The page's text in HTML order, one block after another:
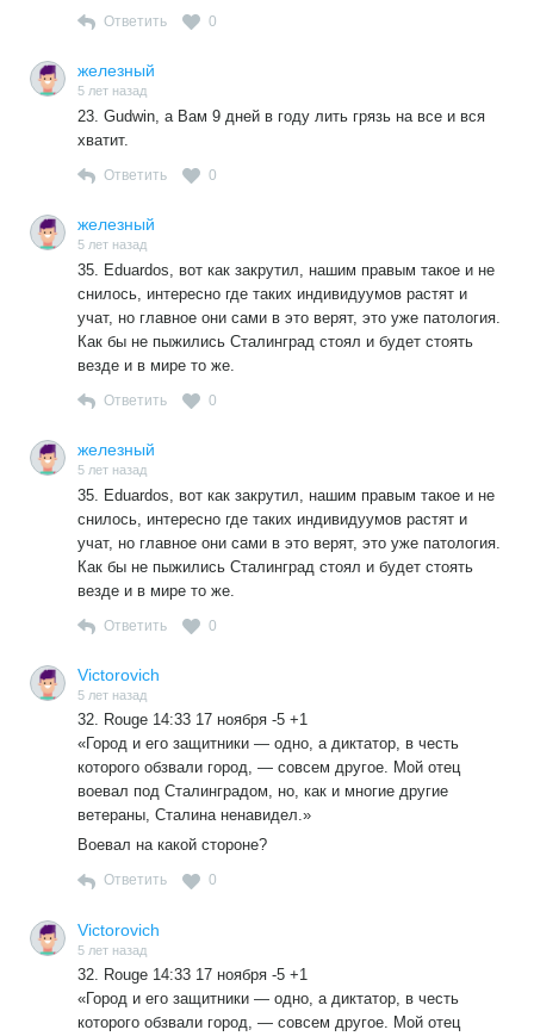
Ответить 0
железный
5 лет назад
23. Gudwin, а Вам 9 дней в году лить грязь на все и вся
хватит.
Ответить 0
железный
5 лет назад
35. Eduardos, вот как закрутил, нашим правым такое и не
снилось, интересно где таких индивидуумов растят и
учат, но главное они сами в это верят, это уже патология.
Как бы не пыжились Сталинград стоял и будет стоять
везде и в мире то же.
Ответить 0
железный
5 лет назад
35. Eduardos, вот как закрутил, нашим правым такое и не
снилось, интересно где таких индивидуумов растят и
учат, но главное они сами в это верят, это уже патология.
Как бы не пыжились Сталинград стоял и будет стоять
везде и в мире то же.
Ответить 0
Victorovich
5 лет назад
32. Rouge 14:33 17 ноября -5 +1
«Город и его защитники — одно, а диктатор, в честь
которого обзвали город, — совсем другое. Мой отец
воевал под Сталинградом, но, как и многие другие
ветераны, Сталина ненавидел.»
Воевал на какой стороне?
Ответить 0
Victorovich
5 лет назад
32. Rouge 14:33 17 ноября -5 +1
«Город и его защитники — одно, а диктатор, в честь
которого обзвали город, — совсем другое. Мой отец